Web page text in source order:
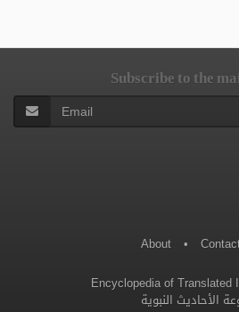
Subscribe to the
About •
Encyclopedia of Translated
الأحاديث النبوية